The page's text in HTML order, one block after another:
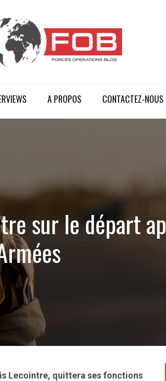
A PROPOS CONTACTEZ-NOUS
sur le départ
Lecointre, quittera ses fonctions